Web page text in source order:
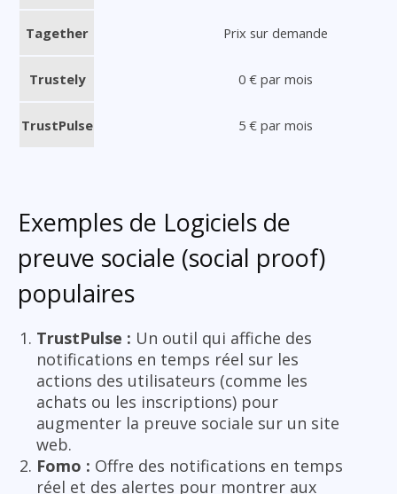
Tagether Prix sur demande
Trustely 0 € par mois
TrustPulse 5 € par mois
Exemples de Logiciels de
preuve sociale (social proof)
populaires
TrustPulse : Un outil qui affiche des
notifications en temps réel sur les
actions des utilisateurs (comme les
achats ou les inscriptions) pour
augmenter la preuve sociale sur un site
web.
Fomo : Offre des notifications en temps
réel et des alertes pour montrer aux